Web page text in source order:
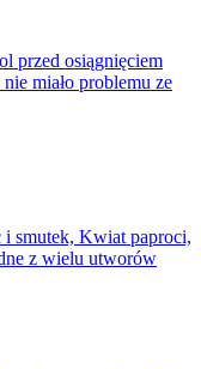
przed osiągnięciem
miało problemu ze
i smutek, Kwiat paproci,
z wielu utworów